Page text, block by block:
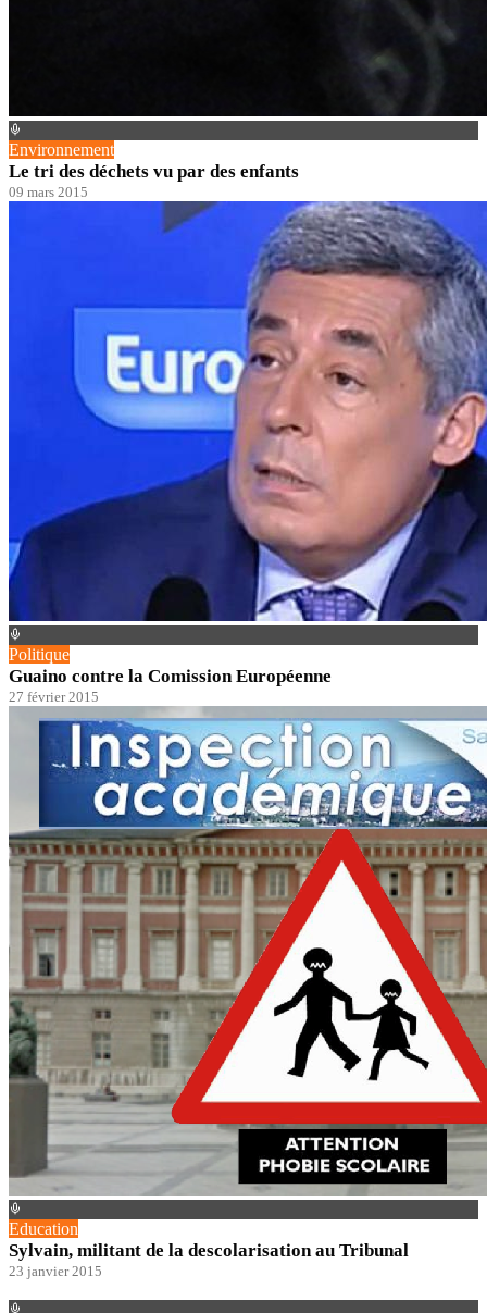
Environnement
Le tri des déchets vu par des enfants
09 mars 2015
Politique
Guaino contre la Comission Européenne
27 février 2015
Education
Sylvain, militant de la descolarisation au Tribunal
23 janvier 2015